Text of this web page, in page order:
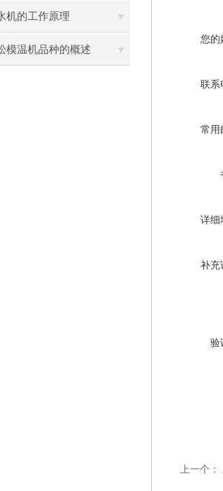
机的工作原理
模温机品种的概述
您的
联系
常用
详细
补充
验
上一个：